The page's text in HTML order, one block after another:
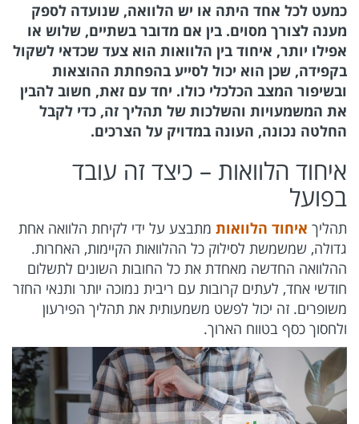
כמעט לכל אחד היתה או יש הלוואה, שנועדה לספק
מענה לצורך מסוים. בין אם מדובר בשתיים, שלוש או
אפילו יותר, איחוד בין הלוואות הוא צעד שכדאי לשקול
בקפידה, שכן הוא יכול לסייע בהפחתת ההוצאות
ובשיפור המצב הכלכלי כולו. יחד עם זאת, חשוב להבין
את המשמעויות והשלכות של תהליך זה, כדי לקבל
החלטה נכונה, העונה במדויק על הצרכים.
איחוד הלוואות – כיצד זה עובד
בפועל
תהליך איחוד הלוואות מתבצע על ידי לקיחת הלוואה אחת
גדולה, שמשמשת לסילוק כל ההלוואות הקיימות, האחרות.
ההלוואה החדשה מאחדת את כל החובות השונים לתשלום
חודשי אחד, לעתים קרובות עם ריבית נמוכה יותר ותנאי החזר
משופרים. זה יכול לפשט משמעותית את תהליך הפירעון
ולחסוך כסף בטווח הארוך.